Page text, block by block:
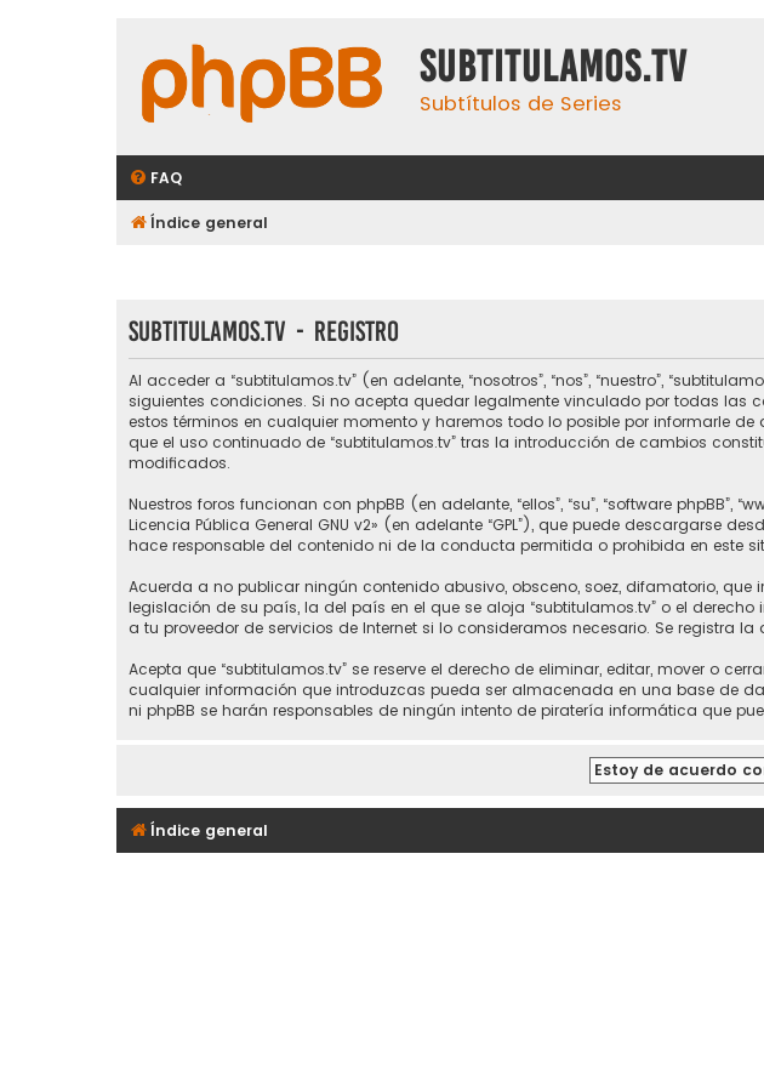
subtitulamos.tv
Subtítulos de Series
FAQ
Índice general
subtitulamos.tv - Registro
Al acceder a “subtitulamos.tv” (en adelante, “nosotros”, “nos”, “nuestro”,
siguientes condiciones. Si no acepta quedar legalmente vinculado por todas las
estos términos en cualquier momento y haremos todo lo posible por informarle
que el uso continuado de “subtitulamos.tv” tras la introducción de cambios
modificados.
Nuestros foros funcionan con phpBB (en adelante, “ellos”, “su”, “software phpBB”,
Licencia Pública General GNU v2» (en adelante “GPL”), que puede descargarse
hace responsable del contenido ni de la conducta permitida o prohibida en este
Acuerda a no publicar ningún contenido abusivo, obsceno, soez, difamatorio,
legislación de su país, la del país en el que se aloja “subtitulamos.tv” o el
a tu proveedor de servicios de Internet si lo consideramos necesario. Se registra
Acepta que “subtitulamos.tv” se reserve el derecho de eliminar, editar, mover o
cualquier información que introduzcas pueda ser almacenada en una base de
ni phpBB se harán responsables de ningún intento de piratería informática que
Índice general